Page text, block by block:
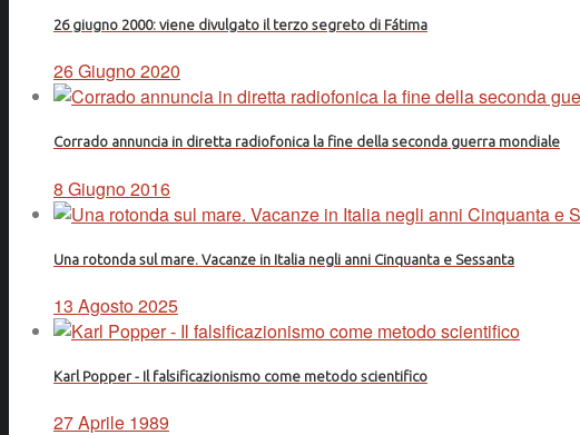
26 giugno 2000: viene divulgato il terzo segreto di Fátima
26 Giugno 2020
Corrado annuncia in diretta radiofonica la fine della seconda guerra mondiale
8 Giugno 2016
Una rotonda sul mare. Vacanze in Italia negli anni Cinquanta e Sessanta
13 Agosto 2025
Karl Popper - Il falsificazionismo come metodo scientifico
27 Aprile 1989